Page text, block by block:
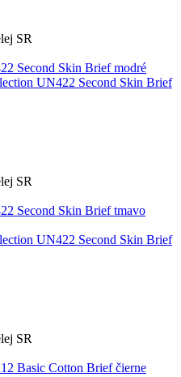
SR
UN422 Second Skin Brief
SR
UN422 Second Skin Brief
SR